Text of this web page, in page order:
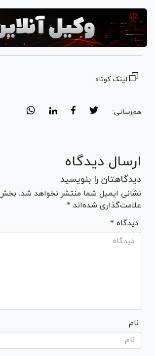
لینک کوتاه
هم‌رسانی:
ارسال دیدگاه
دیدگاهتان را بنویسید
نشانی ایمیل شما منتشر نخواهد شد.
علامت‌گذاری شده‌اند *
* دیدگاه
نام